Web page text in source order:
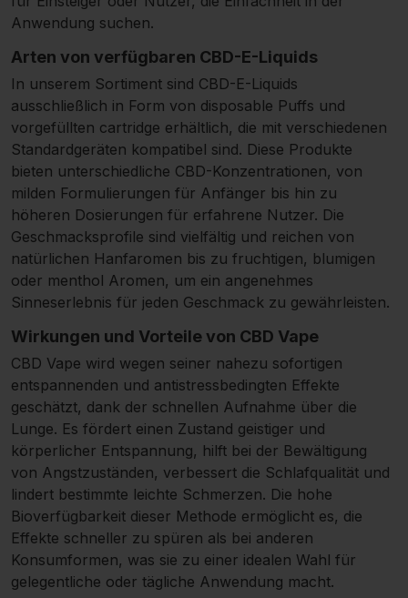
Anwendung suchen.
Arten von verfügbaren CBD-E-Liquids
In unserem Sortiment sind CBD-E-Liquids
ausschließlich in Form von disposable Puffs und
vorgefüllten cartridge erhältlich, die mit verschiedenen
Standardgeräten kompatibel sind. Diese Produkte
bieten unterschiedliche CBD-Konzentrationen, von
milden Formulierungen für Anfänger bis hin zu
höheren Dosierungen für erfahrene Nutzer. Die
Geschmacksprofile sind vielfältig und reichen von
natürlichen Hanfaromen bis zu fruchtigen, blumigen
oder menthol Aromen, um ein angenehmes
Sinneserlebnis für jeden Geschmack zu gewährleisten.
Wirkungen und Vorteile von CBD Vape
CBD Vape wird wegen seiner nahezu sofortigen
entspannenden und antistressbedingten Effekte
geschätzt, dank der schnellen Aufnahme über die
Lunge. Es fördert einen Zustand geistiger und
körperlicher Entspannung, hilft bei der Bewältigung
von Angstzuständen, verbessert die Schlafqualität und
lindert bestimmte leichte Schmerzen. Die hohe
Bioverfügbarkeit dieser Methode ermöglicht es, die
Effekte schneller zu spüren als bei anderen
Konsumformen, was sie zu einer idealen Wahl für
gelegentliche oder tägliche Anwendung macht.